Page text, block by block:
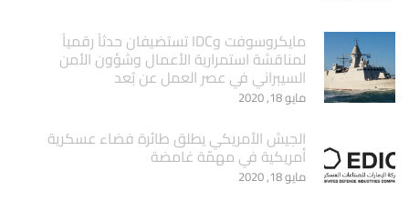
مايكروسوفت وIDC تستضيفان حدثاً رقمياً
لمناقشة استمرارية الأعمال وشؤون الأمن
السيبراني في عصر العمل عن بُعد
مايو 18, 2020
الجيش الأمريكي يطلق طائرة فضاء عسكرية
أمريكية في مهمّة غامضة
مايو 18, 2020